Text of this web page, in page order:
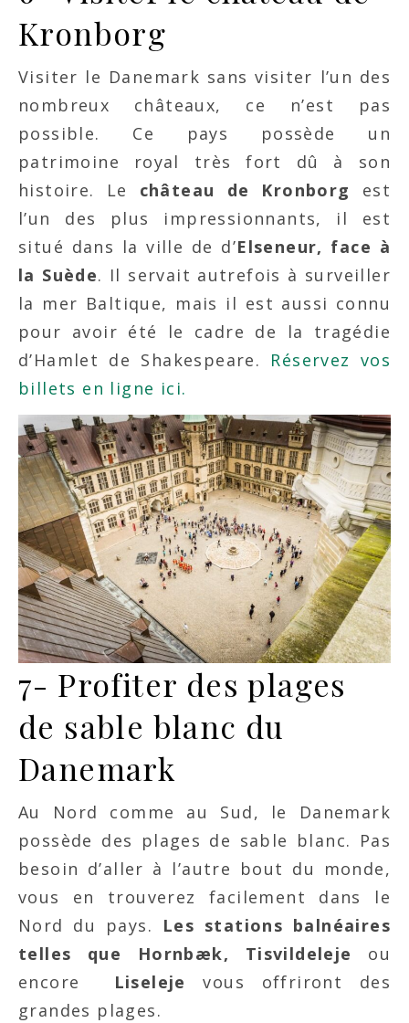
Kronborg
Visiter le Danemark sans visiter l’un des
nombreux châteaux, ce n’est pas
possible. Ce pays possède un
patrimoine royal très fort dû à son
histoire. Le château de Kronborg
est
l’un des plus impressionnants, il est
situé dans la ville de d’Elseneur, face à
la Suède. Il servait autrefois à surveiller
la mer Baltique, mais il est aussi connu
pour avoir été le cadre de la tragédie
d’Hamlet de Shakespeare.
Réservez vos
billets en ligne ici.
7- Profiter des plages
de sable blanc du
Danemark
Au Nord comme au Sud, le Danemark
possède des plages de sable blanc. Pas
besoin d’aller à l’autre bout du monde,
vous en trouverez facilement dans le
Nord du pays. Les stations balnéaires
telles que Hornbæk,
Tisvildeleje
ou
encore
Liseleje
vous offriront des
grandes plages.